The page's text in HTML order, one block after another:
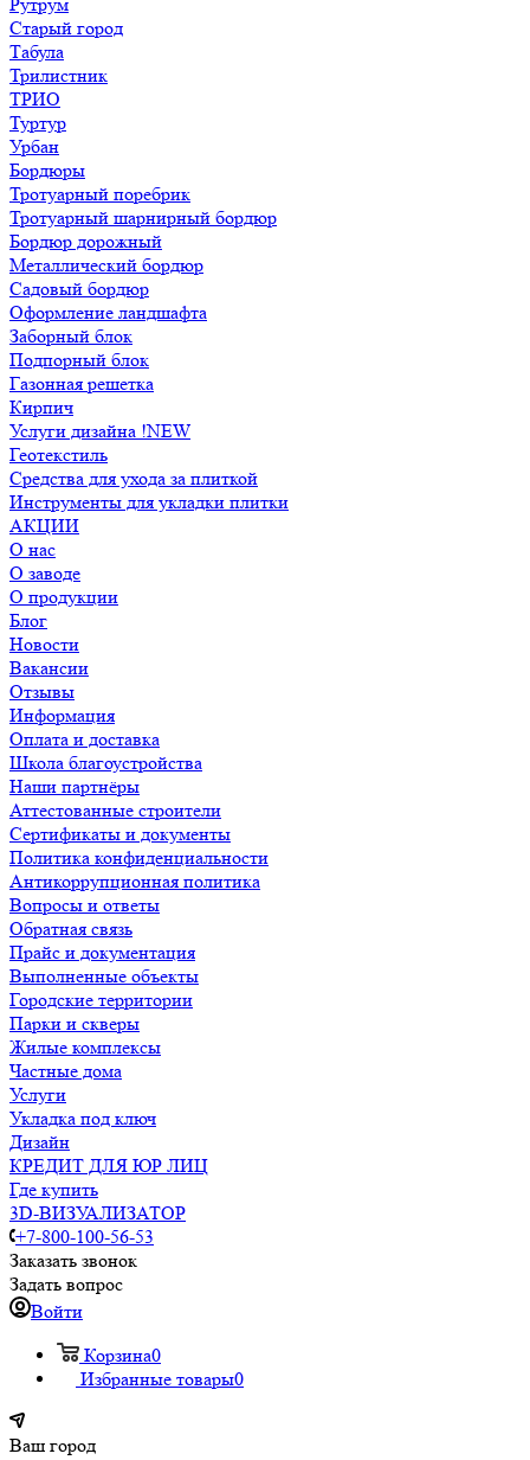
Старый город
Табула
Трилистник
ТРИО
Туртур
Урбан
Бордюры
Тротуарный поребрик
Тротуарный шарнирный бордюр
Бордюр дорожный
Металлический бордюр
Садовый бордюр
Оформление ландшафта
Заборный блок
Подпорный блок
Газонная решетка
Кирпич
Услуги дизайна !NEW
Геотекстиль
Средства для ухода за плиткой
Инструменты для укладки плитки
АКЦИИ
О нас
О заводе
О продукции
Блог
Новости
Вакансии
Отзывы
Информация
Оплата и доставка
Школа благоустройства
Наши партнёры
Аттестованные строители
Сертификаты и документы
Политика конфиденциальности
Антикоррупционная политика
Вопросы и ответы
Обратная связь
Прайс и документация
Выполненные объекты
Городские территории
Парки и скверы
Жилые комплексы
Частные дома
Услуги
Укладка под ключ
Дизайн
КРЕДИТ ДЛЯ ЮР ЛИЦ
Где купить
3D-ВИЗУАЛИЗАТОР
+7-800-100-56-53
Заказать звонок
Задать вопрос
Войти
Корзина0
Избранные товары0
Ваш город